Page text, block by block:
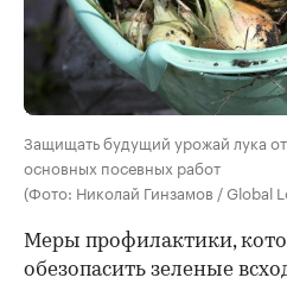
Защищать будущий урожай лука
основных посевных работ
(Фото: Николай Гинзамов / Global
Меры профилактики,
обезопасить зеленые